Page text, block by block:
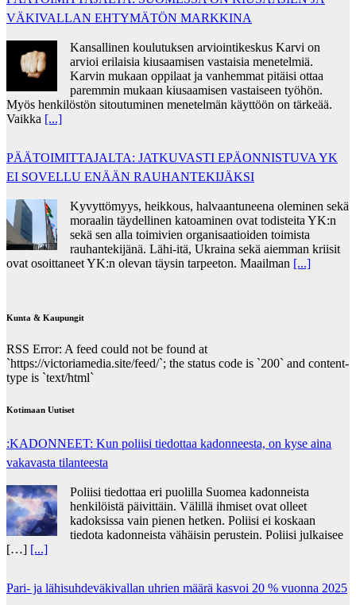
VÄKIVALLAN EHTYMÄTÖN MARKKINA
Kansallinen koulutuksen arviointikeskus Karvi on
arvioi erilaisia kiusaamisen vastaisia menetelmiä.
Karvin mukaan oppilaat ja vanhemmat pitäisi ottaa
paremmin mukaan kiusaamisen vastaiseen työhön.
Myös henkilöstön sitoutuminen menetelmän käyttöön on tärkeää.
Vaikka [...]
PÄÄTOIMITTAJALTA: JATKUVASTI EPÄONNISTUVA YK
EI SOVELLU ENÄÄN RAUHANTEKIJÄKSI
Kyvyttömyys, heikkous, halvaantuneena oleminen sekä
moraalin täydellinen katoaminen ovat todisteita YK:n
sekä sen alla toimivien organisaatioiden toimista
rauhantekijänä. Lähi-itä, Ukraina sekä aiemman kriisit
ovat osoittaneet YK:n olevan täysin tarpeeton. Maailman [...]
Kunta & Kaupungit
RSS Error: A feed could not be found at
`https://victoriamedia.site/feed/`; the status code is `200` and content-
type is `text/html`
Kotimaan Uutiset
:KADONNEET: Kun poliisi tiedottaa kadonneesta, on kyse aina
vakavasta tilanteesta
Poliisi tiedottaa eri puolilla Suomea kadonneista
henkilöistä päivittäin. Välillä ihmiset ovat olleet
kadoksissa vain pienen hetken. Poliisi ei koskaan
tiedota kadonneista vähäisin perustein. Poliisi julkaisee
[…] [...]
Pari- ja lähisuhdeväkivallan uhrien määrä kasvoi 20 % vuonna 2025